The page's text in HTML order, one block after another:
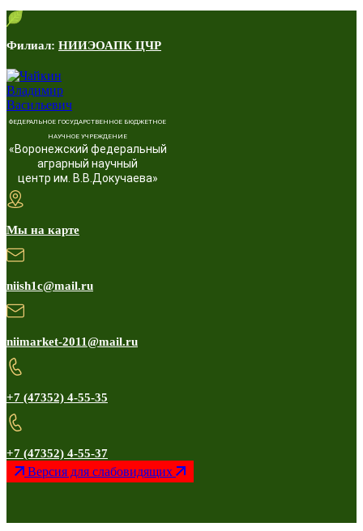
Филиал: НИИЭОАПК ЦЧР
ФЕДЕРАЛЬНОЕ ГОСУДАРСТВЕННОЕ БЮДЖЕТНОЕ
НАУЧНОЕ УЧРЕЖДЕНИЕ
«Воронежский федеральный
аграрный научный
центр им. В.В.Докучаева»
Мы на карте
niish1c@mail.ru
niimarket-2011@mail.ru
+7 (47352) 4-55-35
+7 (47352) 4-55-37
Версия для слабовидящих